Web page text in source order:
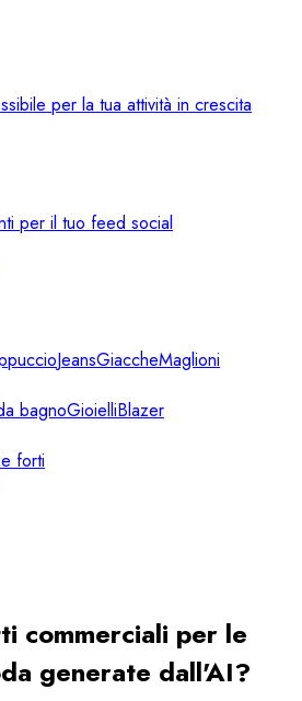
per la tua attività in crescita
per il tuo feed social
JeansGiaccheMaglioni
bagnoGioielliBlazer
forti
commerciali per le
generate dall'AI?